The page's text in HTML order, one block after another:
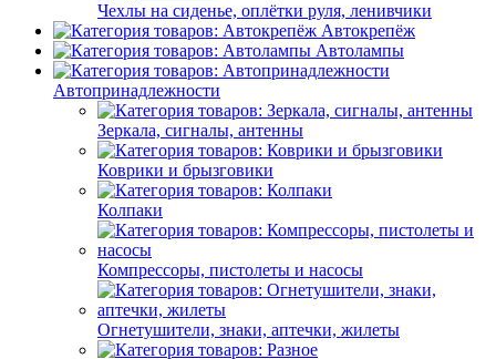
Чехлы на сиденье, оплётки руля, ленивчики
Автокрепёж
Автолампы
Автопринадлежности
Зеркала, сигналы, антенны
Коврики и брызговики
Колпаки
Компрессоры, пистолеты и насосы
Огнетушители, знаки, аптечки, жилеты